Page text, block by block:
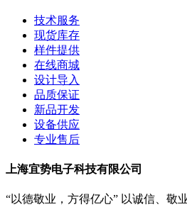
技术服务
现货库存
样件提供
在线商城
设计导入
品质保证
新品开发
设备供应
专业售后
上海宜势电子科技有限公司
“以德敬业，方得亿心” 以诚信、敬